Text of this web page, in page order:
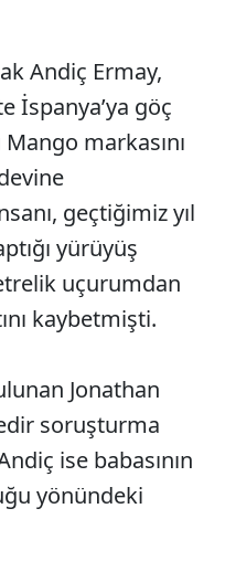
Andiç Ermay,
İspanya’ya göç
markasını
geçtiğimiz yıl
yürüyüş
uçurumdan
kaybetmişti.
Jonathan
soruşturma
ise babasının
yönündeki